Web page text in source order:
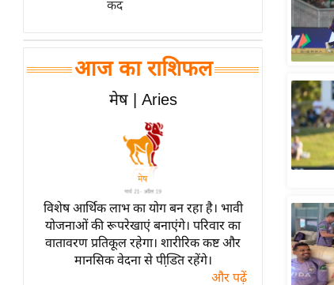
मनोरंजन जगत
बॉलीवुड
हॉलीवुड
Breaking
लाइफस्टाइल
ब्यूटी/फैशन
घरेलू नुस्खे
पर्यटन स्थल
कद
आज का राशिफल
मेष | Aries
विशेष आर्थिक लाभ का योग बन रहा है। भावी
योजनाओं की रूपरेखाएं बनाएंगे। परिवार का
वातावरण प्रतिकूल रहेगा। शारीरिक कष्ट और
मानसिक वेदना से पीडि़त रहेंगे।
और पढ़ें